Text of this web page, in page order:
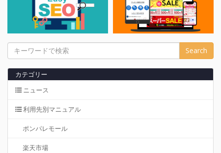
Search
カテゴリー
ニュース
利用先別マニュアル
ポンパレモール
楽天市場